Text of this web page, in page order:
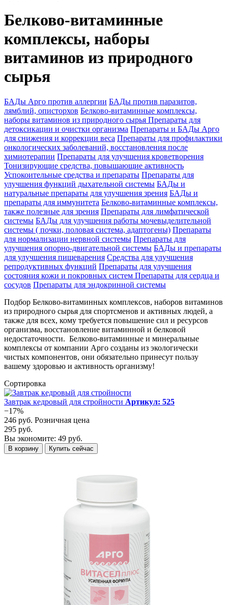
Белково-витаминные
комплексы, наборы
витаминов из природного
сырья
БАДы Арго против аллергии БАДы против паразитов,
лямблий, описторхов Белково-витаминные комплексы,
наборы витаминов из природного сырья Препараты для
детоксикации и очистки организма Препараты и БАДы Арго
для снижения и коррекции веса Препараты для профилактики
онкологических заболеваний, восстановления после
химиотерапии Препараты для улучшения кроветворения
Тонизирующие средства, повышающие активность
Успокоительные средства и препараты Препараты для
улучшения функций дыхательной системы БАДы и
натуральные препараты для улучшения зрения БАДы и
препараты для иммунитета Белково-витаминные комплексы,
также полезные для зрения Препараты для лимфатической
системы БАДы для улучшения работы мочевыделительной
системы ( почки, половая система, адаптогены) Препараты
для нормализации нервной системы Препараты для
улучшения опорно-двигательной системы БАДы и препараты
для улучшения пищеварения Средства для улучшения
репродуктивных функций Препараты для улучшения
состояния кожи и покровных систем Препараты для сердца и
сосудов Препараты для эндокринной системы
Подбор Белково-витаминных комплексов, наборов витаминов
из природного сырья для спортсменов и активных людей, а
также для всех, кому требуется повышение сил и ресурсов
организма, восстановление витаминной и белковой
недостаточности. Белково-витаминные и минеральные
комплексы от компании Арго созданы из экологически
чистых компонентов, они обязательно принесут пользу
вашему здоровью и активность организму!
Сортировка
Завтрак кедровый для стройности Артикул: 525
−17%
246 руб. Розничная цена
295 руб.
Вы экономите: 49 руб.
В корзину Купить сейчас